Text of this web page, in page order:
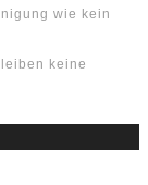
wie kein
keine